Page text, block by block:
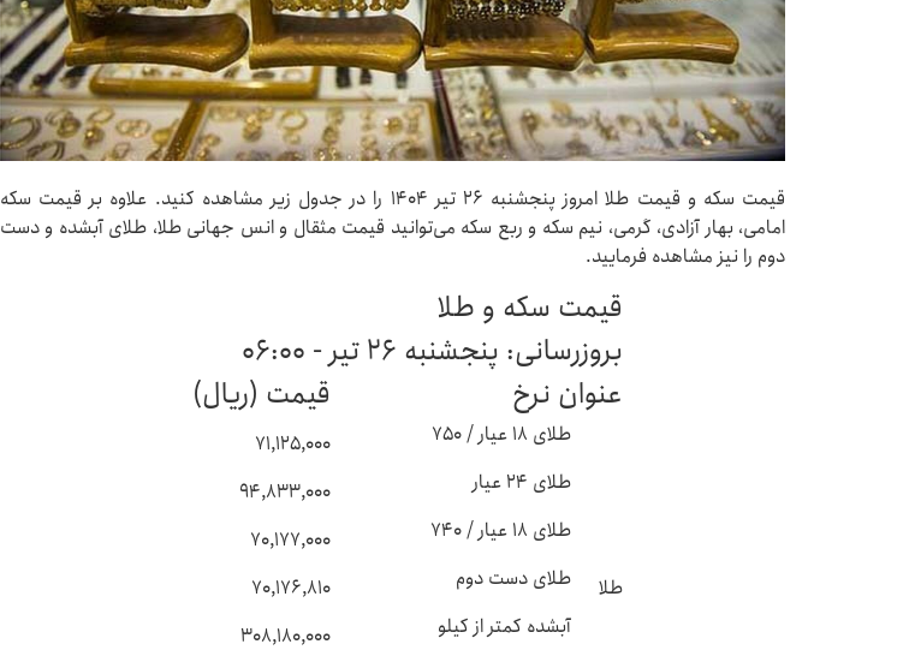
قیمت سکه و قیمت طلا امروز پنجشنبه ۲۶ تیر ۱۴۰۴ را در جدول زیر مشاهده کنید. علاوه بر قیمت سکه
امامی، بهار آزادی، گرمی، نیم سکه و ربع سکه می‌توانید قیمت مثقال و انس جهانی طلا، طلای آبشده و دست
دوم را نیز مشاهده فرمایید.
قیمت سکه و طلا
بروزرسانی: پنجشنبه ۲۶ تیر - ۰۶:۰۰
عنوان نرخ
قیمت (ریال)
طلا
طلای ۱۸ عیار / ۷۵۰
۷۱,۱۲۵,۰۰۰
طلای ۲۴ عیار
۹۴,۸۳۳,۰۰۰
طلای ۱۸ عیار / ۷۴۰
۷۰,۱۷۷,۰۰۰
طلای دست دوم
۷۰,۱۷۶,۸۱۰
آبشده کمتر از کیلو
۳۰۸,۱۸۰,۰۰۰